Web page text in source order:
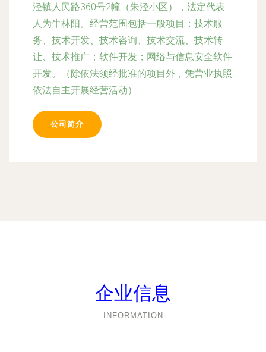
泾镇人民路360号2幢（朱泾小区），法定代表
人为牛林阳。经营范围包括一般项目：技术服
务、技术开发、技术咨询、技术交流、技术转
让、技术推广；软件开发；网络与信息安全软件
开发。（除依法须经批准的项目外，凭营业执照
依法自主开展经营活动）
公司简介
企业信息
INFORMATION